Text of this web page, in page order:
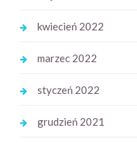
kwiecień 2022
marzec 2022
styczeń 2022
grudzień 2021